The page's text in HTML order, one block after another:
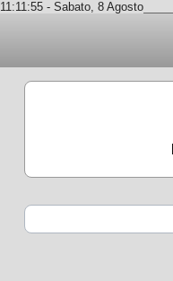
11:11:55 - Sabato, 8 Agosto